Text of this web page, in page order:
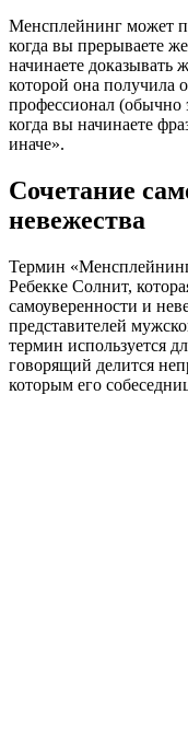
Менсплейнинг может
когда вы прерываете
начинаете доказывать
которой она получила
профессионал (обычно
когда вы начинаете
иначе».
Сочетание
невежества
Термин
Ребекке Солнит,
самоуверенности и
представителей
термин используется
говорящий делится
которым его